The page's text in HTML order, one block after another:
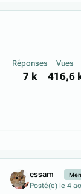
Réponses
7 k
Vues
416,6
essam
Posté(e) le 4